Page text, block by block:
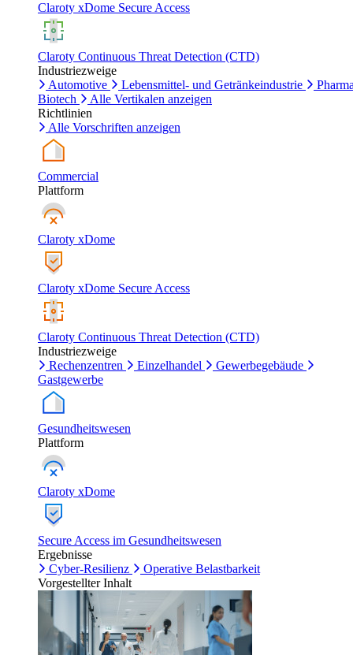
Claroty xDome Secure Access
Claroty Continuous Threat Detection (CTD)
Industriezweige
Automotive
Lebensmittel- und Getränkeindustrie
Biotech
Alle Vertikalen anzeigen
Richtlinien
Alle Vorschriften anzeigen
Commercial
Plattform
Claroty xDome
Claroty xDome Secure Access
Claroty Continuous Threat Detection (CTD)
Industriezweige
Rechenzentren
Einzelhandel
Gewerbegebäude
Gastgewerbe
Gesundheitswesen
Plattform
Claroty xDome
Secure Access im Gesundheitswesen
Ergebnisse
Cyber-Resilienz
Operative Belastbarkeit
Vorgestellter Inhalt